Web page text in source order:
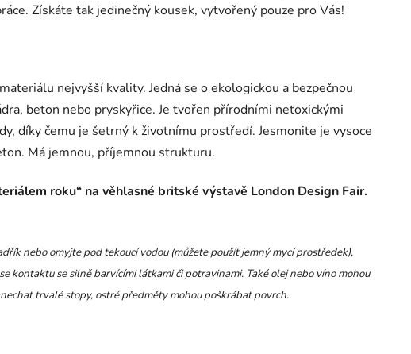
Získáte tak jedinečný kousek, vytvořený pouze pro Vás!
nejvyšší kvality. Jedná se o ekologickou a bezpečnou
beton nebo pryskyřice. Je tvořen přírodními netoxickými
díky čemu je šetrný k životnímu prostředí. Jesmonite je vysoce
Má jemnou, příjemnou strukturu.
roku“ na věhlasné britské výstavě London Design Fair.
nebo omyjte pod tekoucí vodou (můžete použít jemný mycí prostředek),
kontaktu se silně barvícími látkami či potravinami. Také olej nebo víno mohou
trvalé stopy, ostré předměty mohou poškrábat povrch.